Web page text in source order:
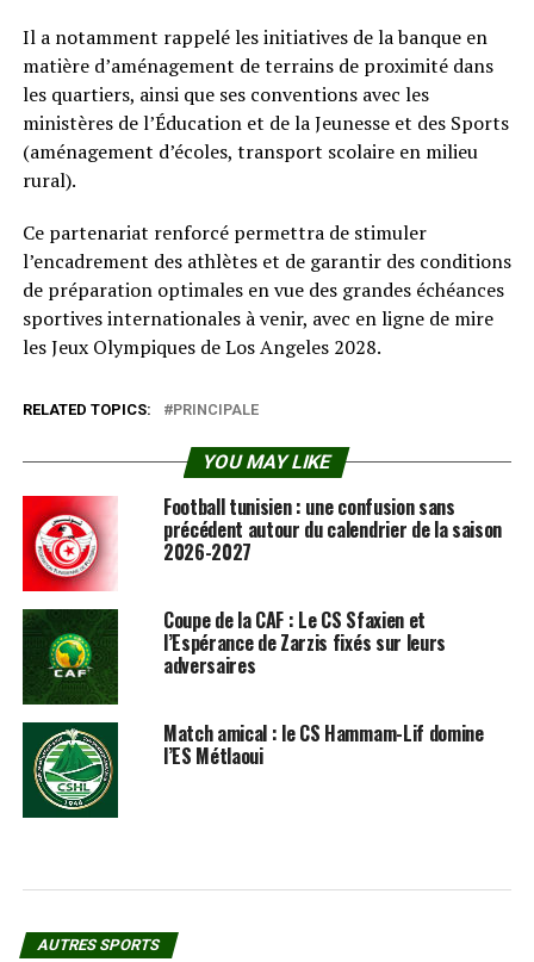
Il a notamment rappelé les initiatives de la banque en
matière d’aménagement de terrains de proximité dans
les quartiers, ainsi que ses conventions avec les
ministères de l’Éducation et de la Jeunesse et des Sports
(aménagement d’écoles, transport scolaire en milieu
rural).
Ce partenariat renforcé permettra de stimuler
l’encadrement des athlètes et de garantir des conditions
de préparation optimales en vue des grandes échéances
sportives internationales à venir, avec en ligne de mire
les Jeux Olympiques de Los Angeles 2028.
RELATED TOPICS: PRINCIPALE
YOU MAY LIKE
Football tunisien : une confusion sans
précédent autour du calendrier de la saison
2026-2027
Coupe de la CAF : Le CS Sfaxien et
l’Espérance de Zarzis fixés sur leurs
adversaires
Match amical : le CS Hammam-Lif domine
l’ES Métlaoui
AUTRES SPORTS